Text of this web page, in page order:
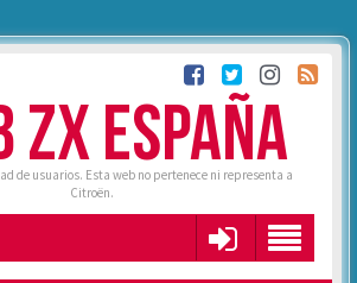
ZX ESPAÑA
de usuarios. Esta web no pertenece ni representa a
Citroën.